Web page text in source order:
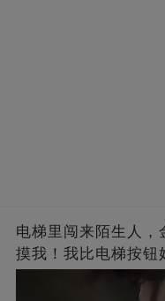
电梯里闯来陌生人，
摸我！我比电梯按钮